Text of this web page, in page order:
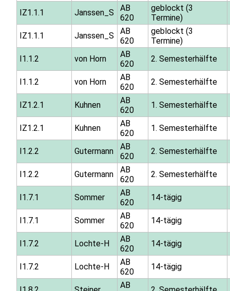
IZ1.1.1 Janssen_S
AB
620
geblockt (3
Termine)
IZ1.1.1 Janssen_S
AB
620
geblockt (3
Termine)
I1.1.2 von Horn
AB
620
2. Semesterhälfte
I1.1.2 von Horn
AB
620
2. Semesterhälfte
IZ1.2.1 Kuhnen
AB
620
1. Semesterhälfte
IZ1.2.1 Kuhnen
AB
620
1. Semesterhälfte
I1.2.2 Gutermann
AB
620
2. Semesterhälfte
I1.2.2 Gutermann
AB
620
2. Semesterhälfte
I1.7.1 Sommer
AB
620
14-tägig
I1.7.1 Sommer
AB
620
14-tägig
I1.7.2 Lochte-H
AB
620
14-tägig
I1.7.2 Lochte-H
AB
620
14-tägig
AB